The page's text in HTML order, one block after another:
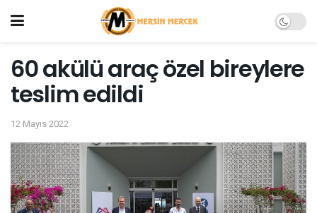
60 akülü araç özel bireylere
teslim edildi
12 Mayıs 2022